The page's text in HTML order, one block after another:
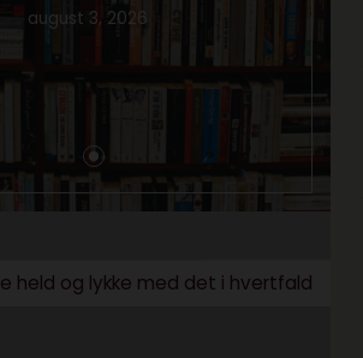
august 3, 2026
held og lykke med det i hvertfald